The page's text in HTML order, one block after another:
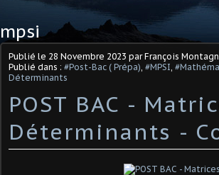
mpsi
Publié le 28 Novembre 2023 par François
Publié dans : #Post-Bac ( Prépa) #MPSI
Déterminants
POST BAC -
Déterminants -